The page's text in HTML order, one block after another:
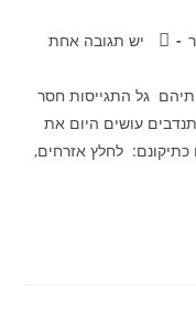
יש תגובה אחת
גל התגייסות חסר
עושים היום את
לחלץ אזרחים,